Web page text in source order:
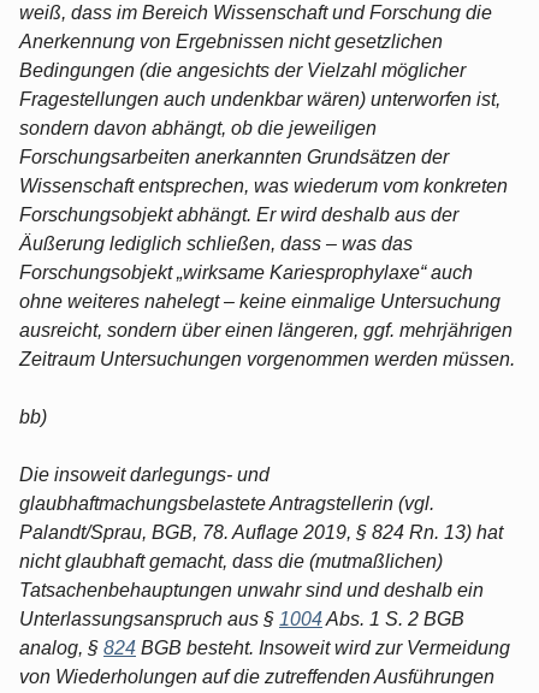
weiß, dass im Bereich Wissenschaft und Forschung die
Anerkennung von Ergebnissen nicht gesetzlichen
Bedingungen (die angesichts der Vielzahl möglicher
Fragestellungen auch undenkbar wären) unterworfen ist,
sondern davon abhängt, ob die jeweiligen
Forschungsarbeiten anerkannten Grundsätzen der
Wissenschaft entsprechen, was wiederum vom konkreten
Forschungsobjekt abhängt. Er wird deshalb aus der
Äußerung lediglich schließen, dass – was das
Forschungsobjekt „wirksame Kariesprophylaxe“ auch
ohne weiteres nahelegt – keine einmalige Untersuchung
ausreicht, sondern über einen längeren, ggf. mehrjährigen
Zeitraum Untersuchungen vorgenommen werden müssen.
bb)
Die insoweit darlegungs- und
glaubhaftmachungsbelastete Antragstellerin (vgl.
Palandt/Sprau, BGB, 78. Auflage 2019, § 824 Rn. 13) hat
nicht glaubhaft gemacht, dass die (mutmaßlichen)
Tatsachenbehauptungen unwahr sind und deshalb ein
Unterlassungsanspruch aus § 1004Abs. 1 S. 2 BGB
analog, § 824 BGB besteht. Insoweit wird zur Vermeidung
von Wiederholungen auf die zutreffenden Ausführungen